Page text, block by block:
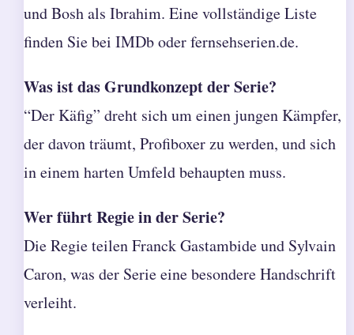
und Bosh als Ibrahim. Eine vollständige Liste
finden Sie bei IMDb oder fernsehserien.de.
Was ist das Grundkonzept der Serie?
“Der Käfig” dreht sich um einen jungen Kämpfer,
der davon träumt, Profiboxer zu werden, und sich
in einem harten Umfeld behaupten muss.
Wer führt Regie in der Serie?
Die Regie teilen Franck Gastambide und Sylvain
Caron, was der Serie eine besondere Handschrift
verleiht.